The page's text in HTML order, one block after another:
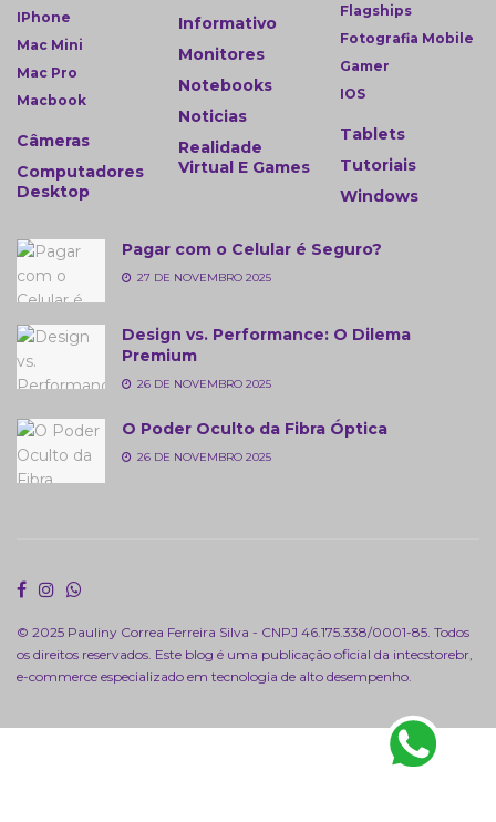
IPhone
Mac Mini
Mac Pro
Macbook
Câmeras
Computadores
Desktop
Informativo
Monitores
Notebooks
Noticias
Realidade
Virtual E Games
Flagships
Fotografia Mobile
Gamer
IOS
Tablets
Tutoriais
Windows
Pagar com o Celular é Seguro?
27 DE NOVEMBRO 2025
Design vs. Performance: O Dilema
Premium
26 DE NOVEMBRO 2025
O Poder Oculto da Fibra Óptica
26 DE NOVEMBRO 2025
© 2025 Pauliny Correa Ferreira Silva - CNPJ 46.175.338/0001-85. Todos
os direitos reservados. Este blog é uma publicação oficial da intecstorebr,
e-commerce especializado em tecnologia de alto desempenho.